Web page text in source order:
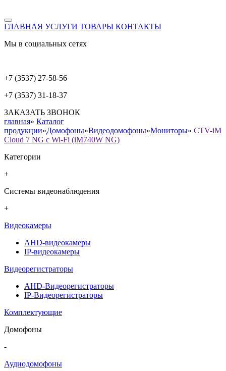
ГЛАВНАЯ УСЛУГИ ТОВАРЫ КОНТАКТЫ
Мы в социальных сетях
+7 (3537) 27-58-56
+7 (3537) 31-18-37
ЗАКАЗАТЬ ЗВОНОК
главная» Каталог
продукции»Домофоны»Видеодомофоны»Мониторы» CTV-iM
Cloud 7 NG с Wi-Fi (iM740W NG)
Категории
+
Системы видеонаблюдения
+
Видеокамеры
AHD-видеокамеры
IP-видеокамеры
Видеорегистраторы
AHD-Видеорегистраторы
IP-Видеорегистраторы
Комплектующие
Домофоны
-
Аудиодомофоны